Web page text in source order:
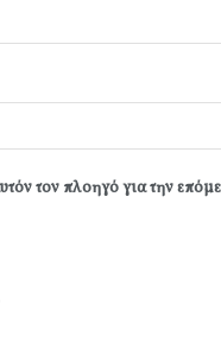
τον πλοηγό για την